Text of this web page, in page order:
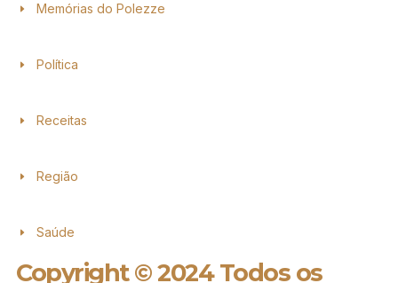
Memórias do Polezze
Política
Receitas
Região
Saúde
Copyright © 2024 Todos os